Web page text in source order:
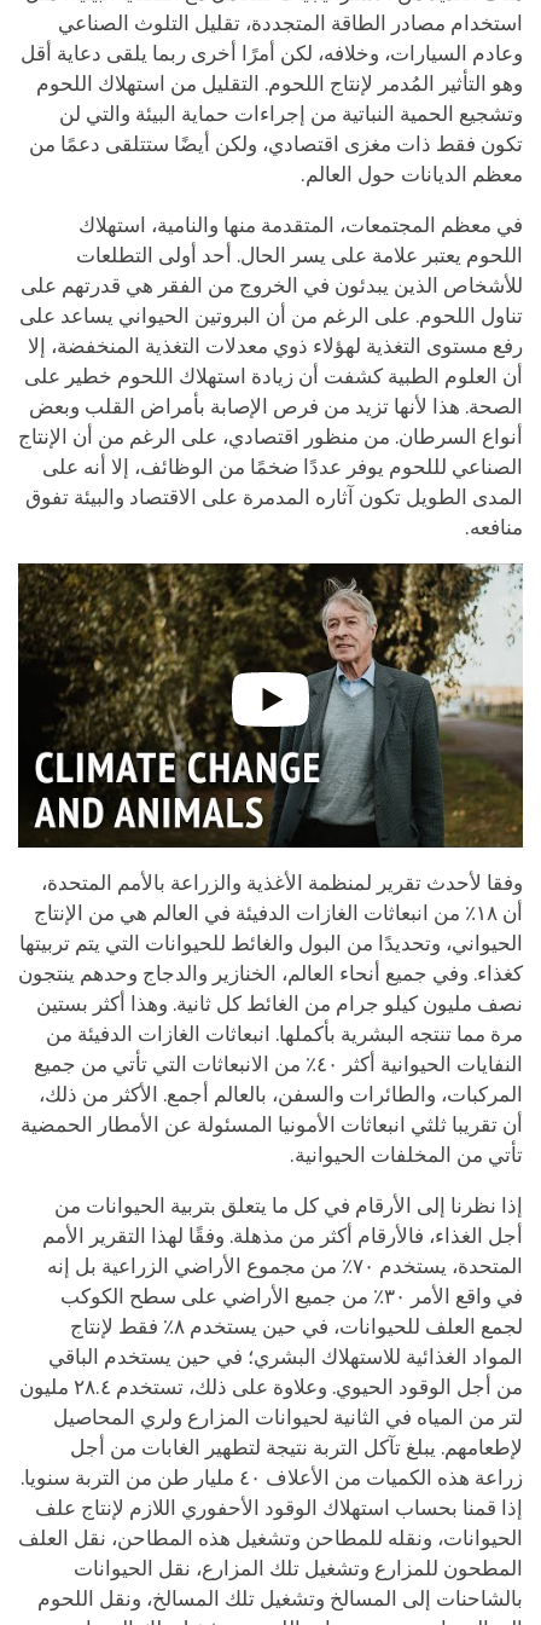
استخدام مصادر الطاقة المتجددة، تقليل التلوث الصناعي
وعادم السيارات، وخلافه، لكن أمرًا أخرى ربما يلقى دعاية أقل
وهو التأثير المُدمر لإنتاج اللحوم. التقليل من استهلاك اللحوم
وتشجيع الحمية النباتية من إجراءات حماية البيئة والتي لن
تكون فقط ذات مغزى اقتصادي، ولكن أيضًا ستتلقى دعمًا من
معظم الديانات حول العالم.
في معظم المجتمعات، المتقدمة منها والنامية، استهلاك
اللحوم يعتبر علامة على يسر الحال. أحد أولى التطلعات
للأشخاص الذين يبدئون في الخروج من الفقر هي قدرتهم على
تناول اللحوم. على الرغم من أن البروتين الحيواني يساعد على
رفع مستوى التغذية لهؤلاء ذوي معدلات التغذية المنخفضة، إلا
أن العلوم الطبية كشفت أن زيادة استهلاك اللحوم خطير على
الصحة. هذا لأنها تزيد من فرص الإصابة بأمراض القلب وبعض
أنواع السرطان. من منظور
اقتصادي، على الرغم من أن الإنتاج
الصناعي لللحوم يوفر عددًا ضخمًا من الوظائف، إلا أنه على
المدى الطويل تكون آثاره المدمرة على الاقتصاد والبيئة تفوق
منافعه.
وفقا لأحدث تقرير لمنظمة الأغذية والزراعة بالأمم المتحدة،
أن ١٨٪ من انبعاثات الغازات الدفيئة في العالم هي من الإنتاج
الحيواني، وتحديدًا من البول والغائط للحيوانات التي يتم تربيتها
كغذاء. وفي جميع أنحاء العالم، الخنازير والدجاج وحدهم ينتجون
نصف مليون كيلو جرام من الغائط كل ثانية. وهذا أكثر بستين
مرة مما تنتجه البشرية بأكملها. انبعاثات الغازات الدفيئة من
النفايات الحيوانية أكثر ٤٠٪ من الانبعاثات التي تأتي من جميع
المركبات، والطائرات والسفن، بالعالم أجمع. الأكثر من ذلك،
أن تقريبا ثلثي انبعاثات الأمونيا المسئولة عن الأمطار الحمضية
تأتي من المخلفات الحيوانية.
إذا نظرنا إلى الأرقام في كل ما يتعلق بتربية الحيوانات من
أجل الغذاء، فالأرقام أكثر من مذهلة. وفقًا لهذا التقرير الأمم
المتحدة، يستخدم ٧٠٪ من مجموع الأراضي الزراعية بل إنه
في واقع الأمر ٣٠٪ من جميع الأراضي على سطح الكوكب
لجمع العلف للحيوانات، في حين يستخدم ٨٪ فقط لإنتاج
المواد الغذائية للاستهلاك البشري؛ في حين يستخدم الباقي
من أجل الوقود الحيوي. وعلاوة على ذلك، تستخدم ٢٨.٤ مليون
لتر من المياه في الثانية لحيوانات المزارع ولري المحاصيل
لإطعامهم. يبلغ تآكل التربة نتيجة لتطهير الغابات من أجل
زراعة هذه الكميات من الأعلاف ٤٠ مليار طن من التربة سنويا.
إذا قمنا بحساب استهلاك الوقود الأحفوري اللازم لإنتاج علف
الحيوانات، ونقله للمطاحن وتشغيل هذه المطاحن، نقل العلف
المطحون للمزارع وتشغيل تلك المزارع، نقل الحيوانات
بالشاحنات إلى المسالخ وتشغيل تلك المسالخ، ونقل اللحوم